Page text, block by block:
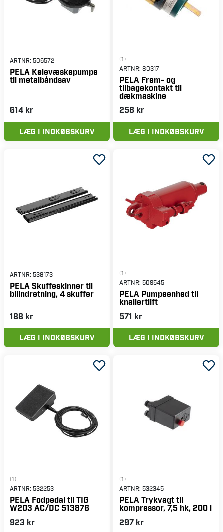
ARTNR: 506572
PELA Kølevæskepumpe
til metalbåndsav
614 kr
LÆG I INDKØBSKURV
(1)
ARTNR: 80317
PELA Frem- og
tilbagekontakt til
dækmaskine
258 kr
LÆG I INDKØBSKURV
ARTNR: 538173
PELA Skuffeskinner til
bilindretning, 4 skuffer
188 kr
LÆG I INDKØBSKURV
(1)
ARTNR: 509545
PELA Pumpeenhed til
knallertlift
571 kr
LÆG I INDKØBSKURV
(1)
ARTNR: 532253
PELA Fodpedal til TIG
W203 AC/DC 513876
923 kr
(1)
ARTNR: 532345
PELA Trykvagt til
kompressor, 7,5 hk, 200 l
297 kr